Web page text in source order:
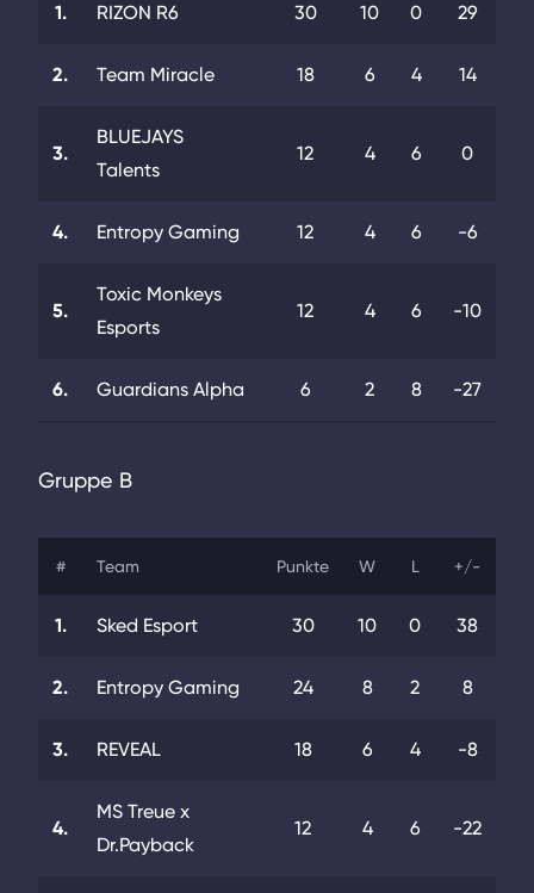
1. RIZON R6 30 10 0 29
2. Team Miracle 18 6 4 14
3.
BLUEJAYS
Talents
12 4 6 0
4. Entropy Gaming 12 4 6 -6
5.
Toxic Monkeys
Esports
12 4 6 -10
6. Guardians Alpha 6 2 8 -27
Gruppe B
# Team Punkte W L +/-
1. Sked Esport 30 10 0 38
2. Entropy Gaming 24 8 2 8
3. REVEAL 18 6 4 -8
4.
MS Treue x
Dr.Payback
12 4 6 -22